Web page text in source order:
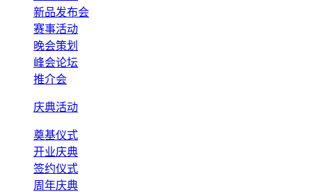
新品发布会
赛事活动
晚会策划
峰会论坛
推介会
庆典活动
奠基仪式
开业庆典
签约仪式
周年庆典